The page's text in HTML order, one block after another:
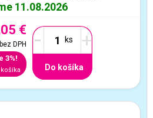
11.08.2026
€
DPH
3%!
- +
Do košíka